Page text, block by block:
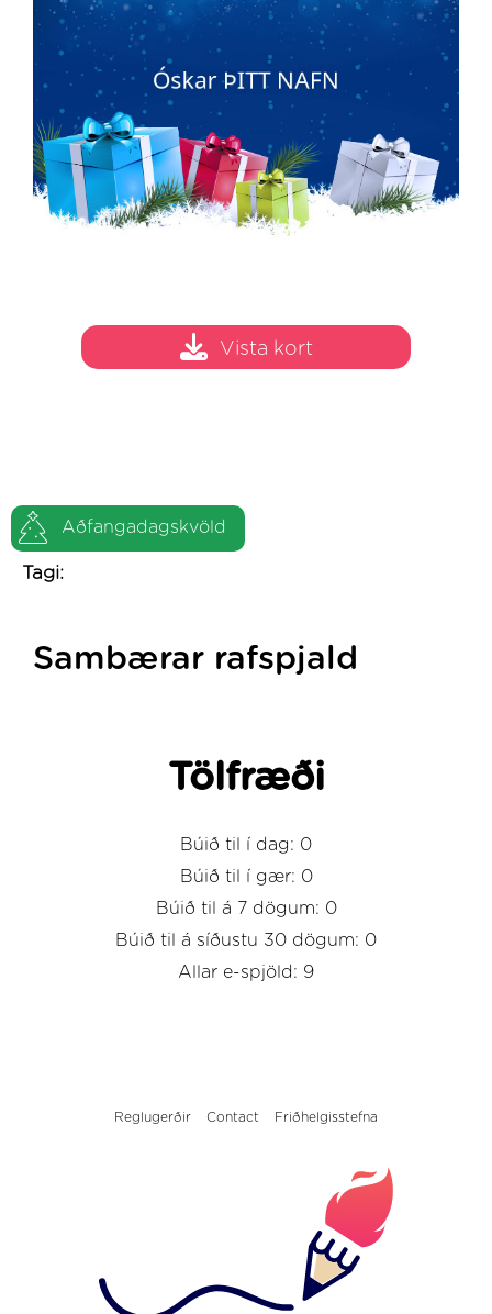
Aðfangadagskvöld
Tagi:
Vista kort
Sambærar rafspjald
Tölfræði
Búið til í dag: 0
Búið til í gær: 0
Búið til á 7 dögum: 0
Búið til á síðustu 30 dögum: 0
Allar e-spjöld: 9
Reglugerðir Contact Friðhelgisstefna